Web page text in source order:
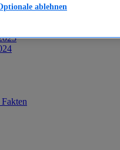
2024
/ Bürgergeld in Deutschland
ablehnen